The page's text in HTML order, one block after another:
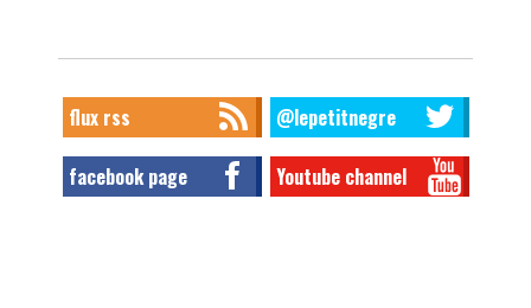
flux rss @lepetitnegre
facebook page Youtube channel